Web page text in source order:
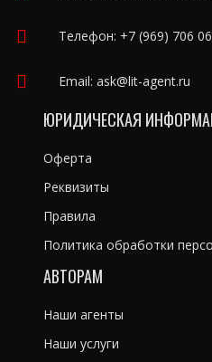
Телефон: +7 (969) 706
Email: ask@lit-agent.ru
ЮРИДИЧЕСКАЯ
Оферта
Реквизиты
Правила
Политика обработки
АВТОРАМ
Наши агенты
Наши услуги